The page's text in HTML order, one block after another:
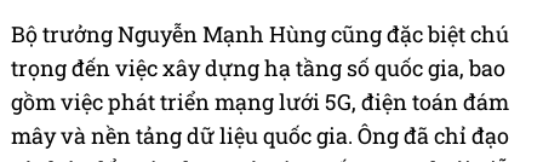
Bộ trưởng Nguyễn Mạnh Hùng cũng đặc biệt chú
trọng đến việc xây dựng hạ tầng số quốc gia, bao
gồm việc phát triển mạng lưới 5G, điện toán đám
mây và nền tảng dữ liệu quốc gia. Ông đã chỉ đạo